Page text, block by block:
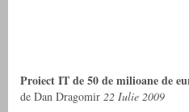
Proiect IT de 50 de milioane de
de Dan Dragomir 22 Iulie 2009